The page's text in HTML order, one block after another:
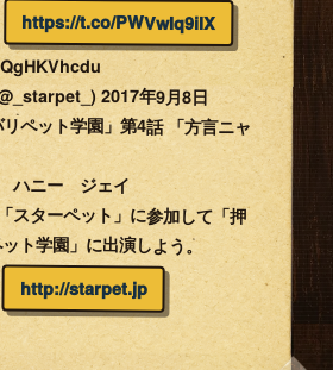
https://t.co/PWVwIq9ilX
2017年9月8日
ペット学園」第4話 「方言ニャ
ハニー ジェイ
スターペット」に参加して「押
ト学園」に出演しよう。
http://starpet.jp